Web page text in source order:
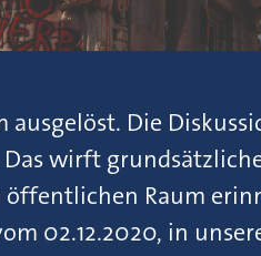
Die
wirft
Raum
02.12.2020, in